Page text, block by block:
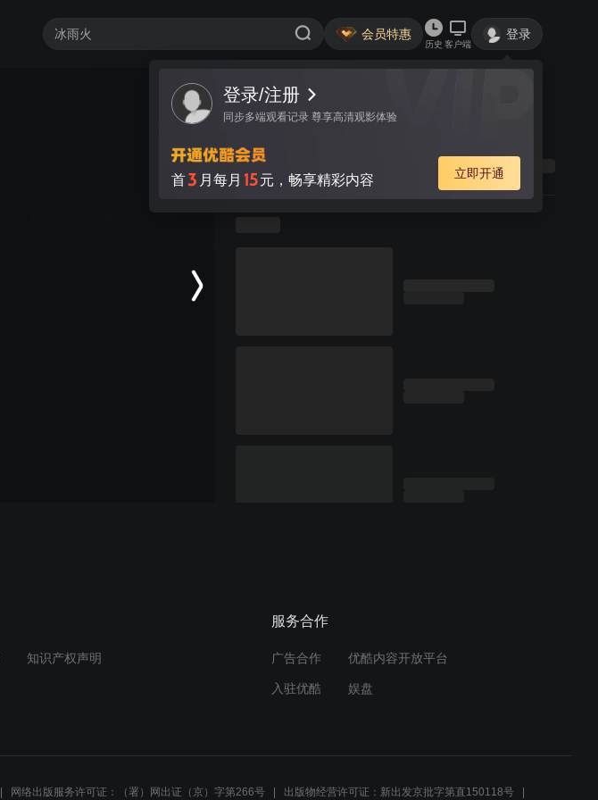
会员特惠
历史 客户端
登录
登录/注册
同步多端观看记录 尊享高清观影体验
首3 月每月 15元，畅享精彩内容 立即开通
知识产权声明
服务合作
广告合作 优酷内容开放平台
入驻优酷 娱盘
网络出版服务许可证：（署）网出证（京）字第266号 出版物经营许可证：新出发京批字第直150118号